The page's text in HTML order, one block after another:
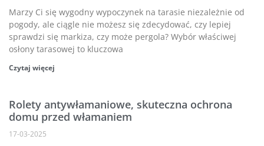
Marzy Ci się wygodny wypoczynek na tarasie niezależnie od
pogody, ale ciągle nie możesz się zdecydować, czy lepiej
sprawdzi się markiza, czy może pergola? Wybór właściwej
osłony tarasowej to kluczowa
Czytaj więcej
Rolety antywłamaniowe, skuteczna ochrona
domu przed włamaniem
17-03-2025